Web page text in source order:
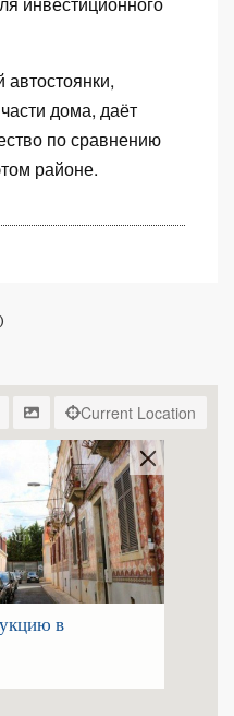
дома, даёт
по сравнению
районе.
в
Current Location